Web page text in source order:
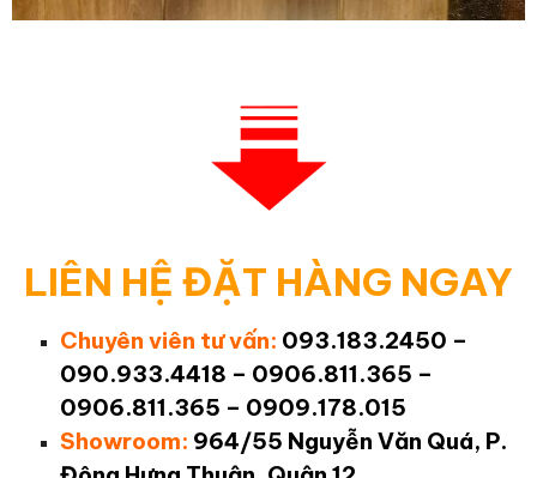
LIÊN HỆ ĐẶT HÀNG NGAY
Chuyên viên tư vấn: 093.183.2450 –
090.933.4418 – 0906.811.365 –
0906.811.365 – 0909.178.015
Showroom: 964/55 Nguyễn Văn Quá, P.